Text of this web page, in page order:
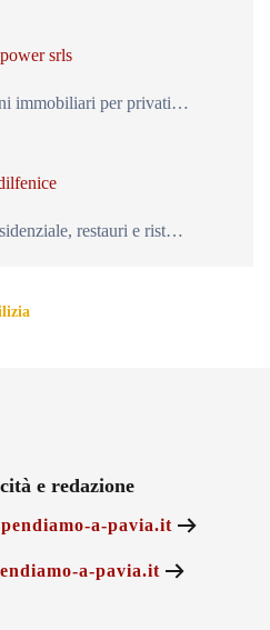
srls
immobiliari per privati…
restauri e rist…
e redazione
a-pavia.it
a-pavia.it